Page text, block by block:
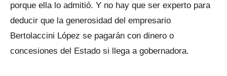
porque ella lo admitió. Y no hay que ser experto para
deducir que la generosidad del empresario
Bertolaccini López se pagarán con dinero o
concesiones del Estado si llega a gobernadora.